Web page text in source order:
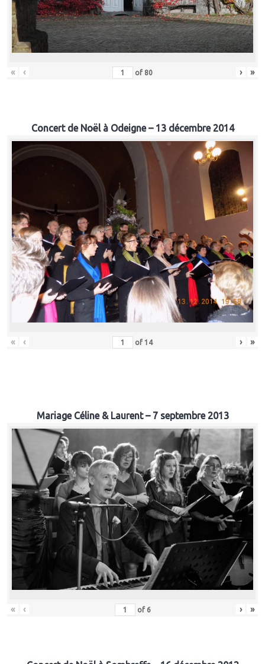
« ‹ of 80 › »
Concert de Noël à Odeigne – 13 décembre 2014
« ‹ of 14 › »
Mariage Céline & Laurent – 7 septembre 2013
« ‹ of 6 › »